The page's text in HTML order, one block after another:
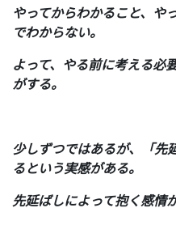
やってからわかること、や
でわからない。
よって、やる前に考える必
がする。
少しずつではあるが、「先
るという実感がある。
先延ばしによって抱く感情